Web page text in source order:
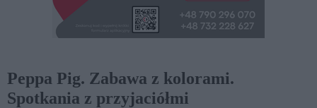
Peppa Pig. Zabawa z kolorami.
Spotkania z przyjaciółmi